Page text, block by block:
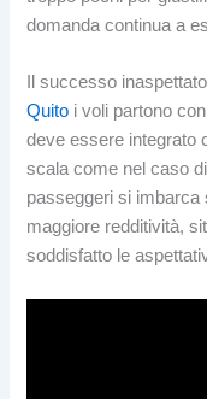
domanda continua a
Il successo
Quito i voli partono
deve essere integrato
scala come nel caso
passeggeri si imbarca
maggiore redditività,
soddisfatto le